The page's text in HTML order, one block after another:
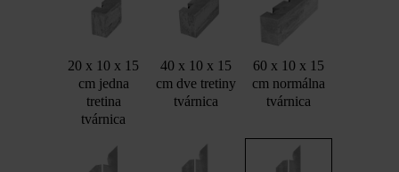
20 x 10 x 15
cm jedna
tretina
tvárnica
40 x 10 x 15
cm dve tretiny
tvárnica
60 x 10 x 15
cm normálna
tvárnica